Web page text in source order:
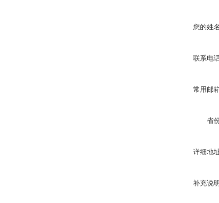
您的姓
联系电
常用邮
省
详细地
补充说